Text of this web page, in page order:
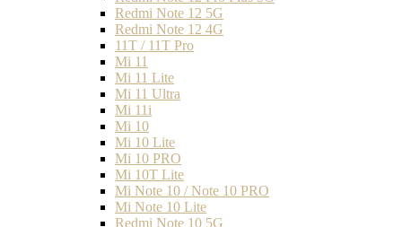
Redmi Note 12 5G
Redmi Note 12 4G
11T / 11T Pro
Mi 11
Mi 11 Lite
Mi 11 Ultra
Mi 11i
Mi 10
Mi 10 Lite
Mi 10 PRO
Mi 10T Lite
Mi Note 10 / Note 10 PRO
Mi Note 10 Lite
Redmi Note 10 5G